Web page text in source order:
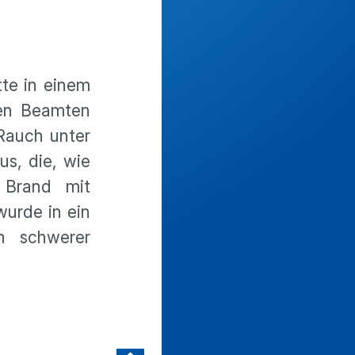
in einem
Beamten
unter
die, wie
mit
in ein
schwerer